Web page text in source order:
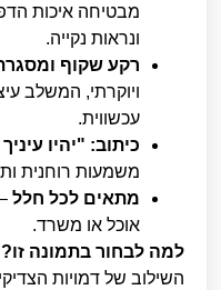
מבטיחה איכות
ונראות נקייה.
רקע שקוף
ויוקרתי, המשלב
עכשווית.
כיתוב: "יהיו
משמעות רוחנית
מתאים לכל חלל
אוכל או משרד.
למה לבחור בתמונה זו?
השילוב של דמויות